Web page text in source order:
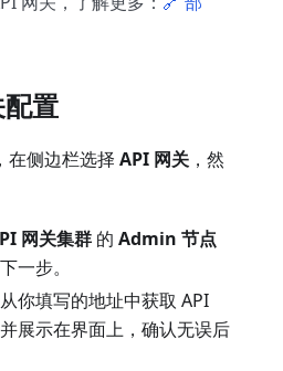
置
在侧边栏选择 API 网关 ，然
网关集群 的 Admin 节点
一步。
你填写的地址中获取 API
展示在界面上，确认无误后